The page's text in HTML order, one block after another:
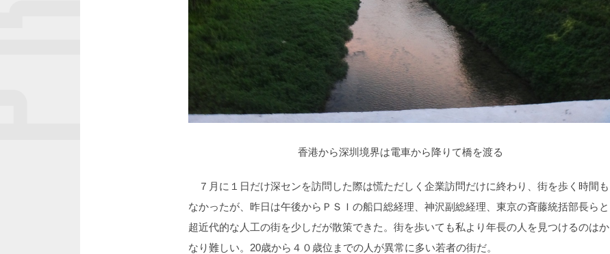
香港から深圳境界は電車から降りて橋を渡る
７月に１日だけ深センを訪問した際は慌ただしく企業訪問だけに終わり、街を歩く時間も
なかったが、昨日は午後からＰＳＩの船口総経理、神沢副総経理、東京の斉藤統括部長らと
超近代的な人工の街を少しだが散策できた。街を歩いても私より年長の人を見つけるのはか
なり難しい。20歳から４０歳位までの人が異常に多い若者の街だ。